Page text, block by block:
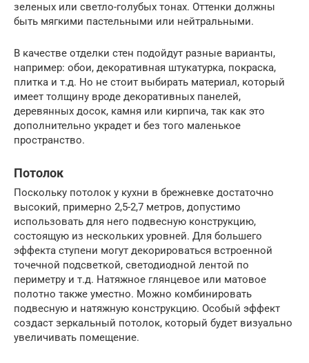
зеленых или светло-голубых тонах. Оттенки должны
быть мягкими пастельными или нейтральными.
В качестве отделки стен подойдут разные варианты,
например: обои, декоративная штукатурка, покраска,
плитка и т.д. Но не стоит выбирать материал, который
имеет толщину вроде декоративных панелей,
деревянных досок, камня или кирпича, так как это
дополнительно украдет и без того маленькое
пространство.
Потолок
Поскольку потолок у кухни в брежневке достаточно
высокий, примерно 2,5-2,7 метров, допустимо
использовать для него подвесную конструкцию,
состоящую из нескольких уровней. Для большего
эффекта ступени могут декорироваться встроенной
точечной подсветкой, светодиодной лентой по
периметру и т.д. Натяжное глянцевое или матовое
полотно также уместно. Можно комбинировать
подвесную и натяжную конструкцию. Особый эффект
создаст зеркальный потолок, который будет визуально
увеличивать помещение.